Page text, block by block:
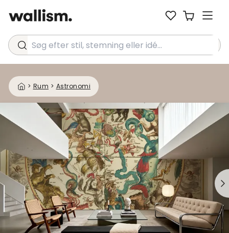
Søg efter stil, stemning eller idé...
> Rum > Astronomi